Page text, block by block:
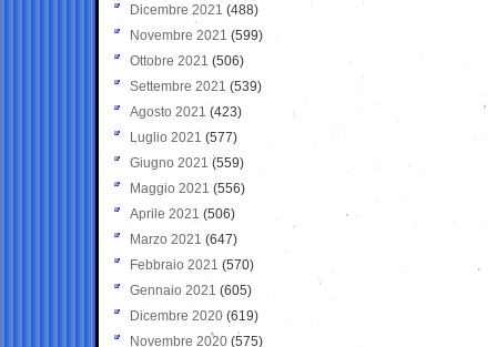
Dicembre 2021 (488)
Novembre 2021 (599)
Ottobre 2021 (506)
Settembre 2021 (539)
Agosto 2021 (423)
Luglio 2021 (577)
Giugno 2021(559)
Maggio 2021 (556)
Aprile 2021 (506)
Marzo 2021 (647)
Febbraio 2021 (570)
Gennaio 2021 (605)
Dicembre 2020 (619)
Novembre 2020 (575)